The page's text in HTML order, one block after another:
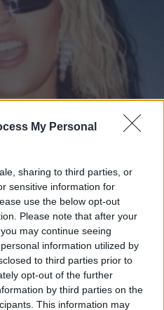
My Personal
sharing to third parties, or
sensitive information for
use the below opt-out
Please note that after your
may continue seeing
information utilized by
to third parties prior to
opt-out of the further
by third parties on the
This information may
di MC è il
2000 perfetto